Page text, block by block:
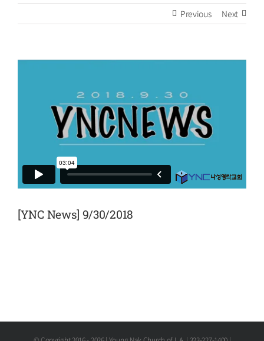
Previous Next
[YNC News] 9/30/2018